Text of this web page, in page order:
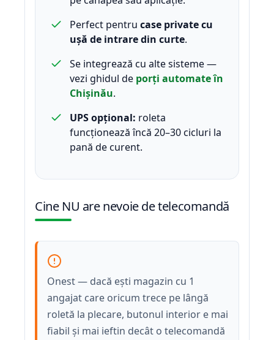
Perfect pentru case private cu
ușă de intrare din curte.
Se integrează cu alte sisteme —
vezi ghidul de porți automate în
Chișinău.
UPS opțional: roleta
funcționează încă 20–30 cicluri la
pană de curent.
Cine NU are nevoie de telecomandă
Onest — dacă ești magazin cu 1
angajat care oricum trece pe lângă
roletă la plecare, butonul interior e mai
fiabil și mai ieftin decât o telecomandă